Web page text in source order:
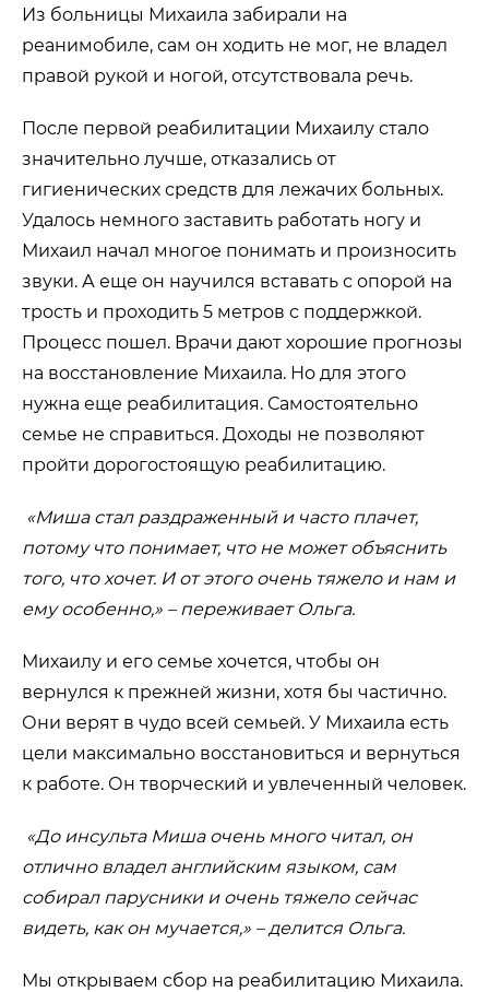
Из больницы Михаила забирали на
реанимобиле, сам он ходить не мог, не владел
правой рукой и ногой, отсутствовала речь.
После первой реабилитации Михаилу стало
значительно лучше, отказались от
гигиенических средств для лежачих больных.
Удалось немного заставить работать ногу и
Михаил начал многое понимать и произносить
звуки. А еще он научился вставать с опорой на
трость и проходить 5 метров с поддержкой.
Процесс пошел. Врачи дают хорошие прогнозы
на восстановление Михаила. Но для этого
нужна еще реабилитация. Самостоятельно
семье не справиться. Доходы не позволяют
пройти дорогостоящую реабилитацию.
«Миша стал раздраженный и часто плачет,
потому что понимает, что не может объяснить
того, что хочет. И от этого очень тяжело и нам и
ему особенно,» – переживает Ольга.
Михаилу и его семье хочется, чтобы он
вернулся к прежней жизни, хотя бы частично.
Они верят в чудо всей семьей. У Михаила есть
цели максимально восстановиться и вернуться
к работе. Он творческий и увлеченный человек.
«До инсульта Миша очень много читал, он
отлично владел английским языком, сам
собирал парусники и очень тяжело сейчас
видеть, как он мучается,» – делится Ольга.
Мы открываем сбор на реабилитацию Михаила.